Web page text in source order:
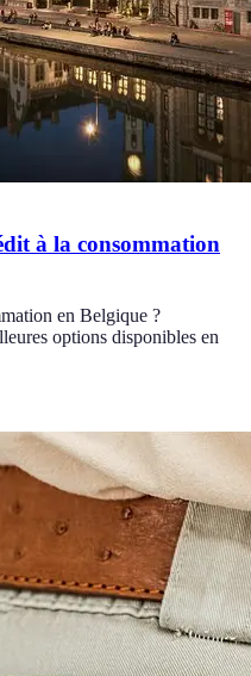
à la consommation
en Belgique ?
options disponibles en